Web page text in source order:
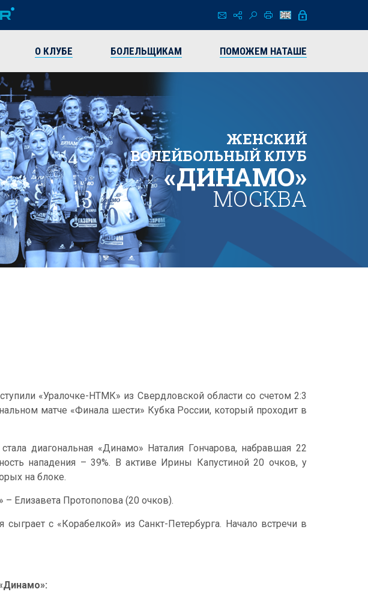
О КЛУБЕ БОЛЕЛЬЩИКАМ ПОМОЖЕМ НАТАШЕ
ЖЕНСКИЙ
ВОЛЕЙБОЛЬНЫЙ КЛУБ
«ДИНАМО»
МОСКВА
«Уралочке-НТМК» из Свердловской области со счетом 2:3
матче «Финала шести» Кубка России, который проходит в
диагональная «Динамо» Наталия Гончарова, набравшая 22
нападения – 39%. В активе Ирины Капустиной 20 очков, у
на блоке.
Елизавета Протопопова (20 очков).
с «Корабелкой» из Санкт-Петербурга. Начало встречи в